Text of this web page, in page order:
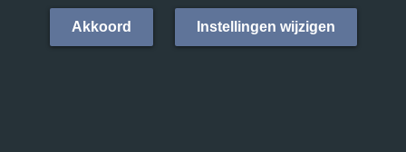
Akkoord Instellingen wijzigen